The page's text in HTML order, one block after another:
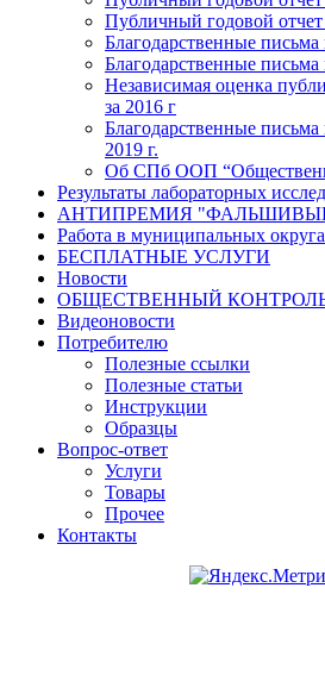
Публичный годовой отчет
Благодарственные письма
Благодарственные
Независимая оценка
за 2016 г
Благодарственные
2019 г.
Об СПб ООП
Результаты лабораторных
АНТИПРЕМИЯ
Работа в муниципальных
БЕСПЛАТНЫЕ УСЛУГИ
Новости
ОБЩЕСТВЕННЫЙ
Видеоновости
Потребителю
Полезные ссылки
Полезные статьи
Инструкции
Образцы
Вопрос-ответ
Услуги
Товары
Прочее
Контакты